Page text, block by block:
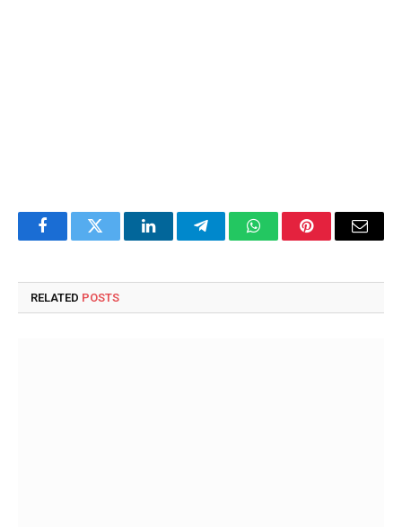
FacebookTwitter LinkedInTelegramWhatsAppPinterestEmail
RELATED POSTS